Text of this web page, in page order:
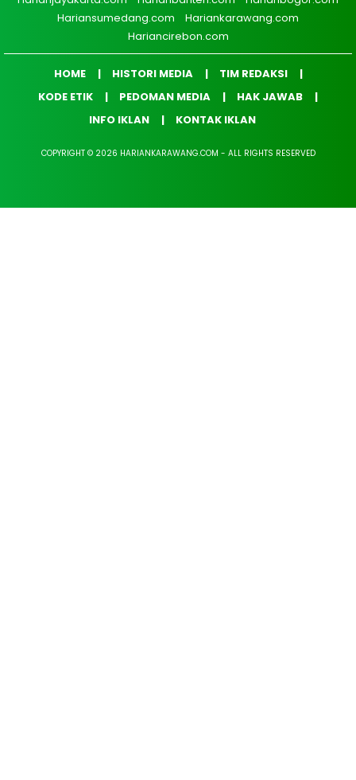
Hariansumedang.com
Hariankarawang.com
Hariancirebon.com
HOME HISTORI MEDIA
TIM REDAKSI
KODE ETIK
PEDOMAN MEDIA
HAK JAWAB
INFO IKLAN
KONTAK IKLAN
COPYRIGHT © 2026 HARIANKARAWANG.COM - ALL RIGHTS RESERVED